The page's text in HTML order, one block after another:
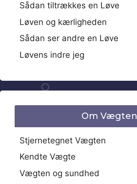
Sådan tiltrækkes en Løve
Løven og kærligheden
Sådan ser andre en Løve
Løvens indre jeg
Om Vægten
Stjernetegnet Vægten
Kendte Vægte
Vægten og sundhed